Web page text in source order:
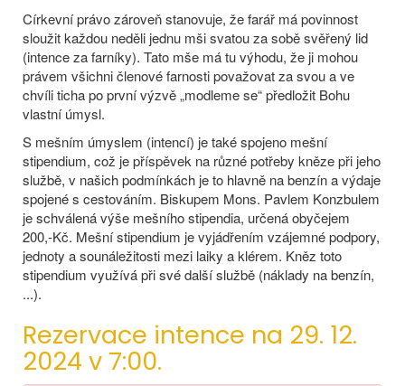
Církevní právo zároveň stanovuje, že farář má povinnost
sloužit každou neděli jednu mši svatou za sobě svěřený lid
(intence za farníky). Tato mše má tu výhodu, že ji mohou
právem všichni členové farnosti považovat za svou a ve
chvíli ticha po první výzvě „modleme se“ předložit Bohu
vlastní úmysl.
S mešním úmyslem (intencí) je také spojeno mešní
stipendium, což je příspěvek na různé potřeby kněze při jeho
službě, v našich podmínkách je to hlavně na benzín a výdaje
spojené s cestováním. Biskupem Mons. Pavlem Konzbulem
je schválená výše mešního stipendia, určená obyčejem
200,-Kč. Mešní stipendium je vyjádřením vzájemné podpory,
jednoty a sounáležitosti mezi laiky a klérem. Kněz toto
stipendium využívá při své další službě (náklady na benzín,
...).
Rezervace intence na 29. 12.
2024 v 7:00.